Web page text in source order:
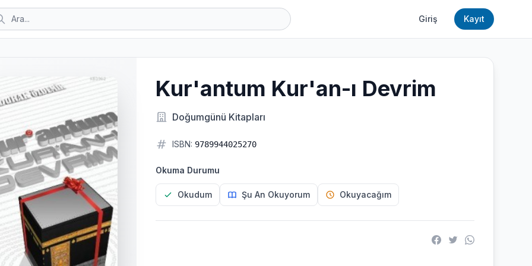
Giriş Kayıt
Kur'antum Kur'an-ı Devrim
Doğumgünü Kitapları
ISBN: 9789944025270
Okuma Durumu
Okudum Şu An Okuyorum Okuyacağım